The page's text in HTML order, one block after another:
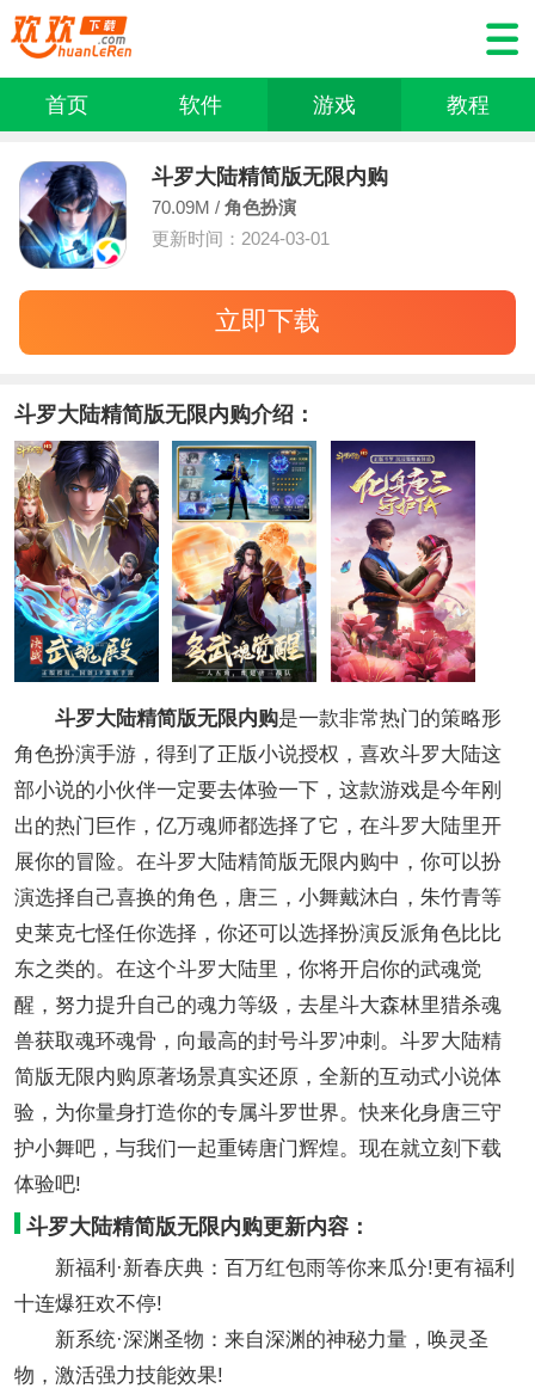
首页 软件 游戏 教程
斗罗大陆精简版无限内购
70.09M / 角色扮演
更新时间：2024-03-01
立即下载
斗罗大陆精简版无限内购介绍：
斗罗大陆精简版无限内购是一款非常热门的策略形
角色扮演手游，得到了正版小说授权，喜欢斗罗大陆这
部小说的小伙伴一定要去体验一下，这款游戏是今年刚
出的热门巨作，亿万魂师都选择了它，在斗罗大陆里开
展你的冒险。在斗罗大陆精简版无限内购中，你可以扮
演选择自己喜换的角色，唐三，小舞戴沐白，朱竹青等
史莱克七怪任你选择，你还可以选择扮演反派角色比比
东之类的。在这个斗罗大陆里，你将开启你的武魂觉
醒，努力提升自己的魂力等级，去星斗大森林里猎杀魂
兽获取魂环魂骨，向最高的封号斗罗冲刺。斗罗大陆精
简版无限内购原著场景真实还原，全新的互动式小说体
验，为你量身打造你的专属斗罗世界。快来化身唐三守
护小舞吧，与我们一起重铸唐门辉煌。现在就立刻下载
体验吧!
斗罗大陆精简版无限内购更新内容：
新福利·新春庆典：百万红包雨等你来瓜分!更有福利
十连爆狂欢不停!
新系统·深渊圣物：来自深渊的神秘力量，唤灵圣
物，激活强力技能效果!